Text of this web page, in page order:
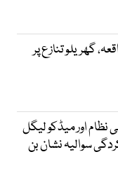
گھریلو تنازع پر
اور میڈکو لیگل
سوالیہ نشان بن